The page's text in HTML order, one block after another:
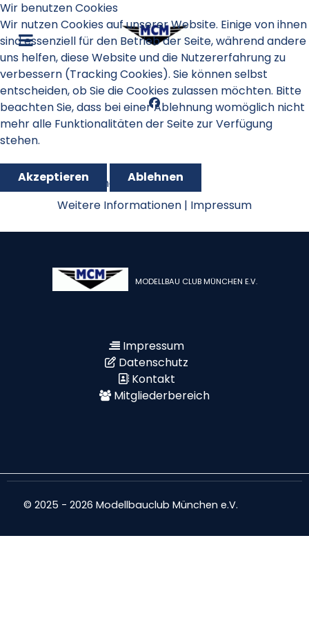
GPS Triangle 2024
MODELLBAU CLUB MÜNCHEN E.V.
Impressum
Datenschutz
Kontakt
Mitgliederbereich
© 2025 - 2026 Modellbauclub München e.V.
Wir benutzen Cookies
Wir nutzen Cookies auf unserer Website. Einige von ihnen
sind essenziell für den Betrieb der Seite, während andere
uns helfen, diese Website und die Nutzererfahrung zu
verbessern (Tracking Cookies). Sie können selbst
entscheiden, ob Sie die Cookies zulassen möchten. Bitte
beachten Sie, dass bei einer Ablehnung womöglich nicht
mehr alle Funktionalitäten der Seite zur Verfügung
stehen.
Akzeptieren
Ablehnen
Weitere Informationen | Impressum